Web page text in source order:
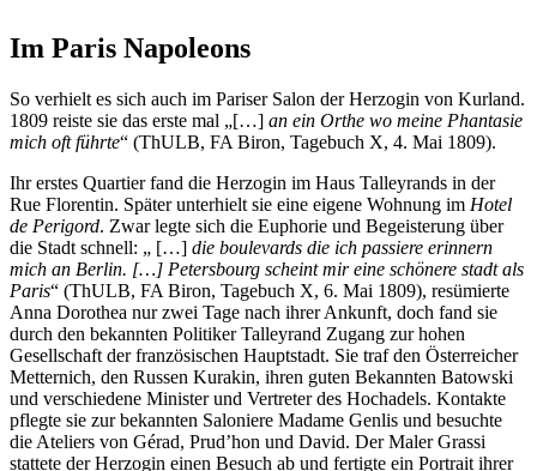
Im Paris Napoleons
So verhielt es sich auch im Pariser Salon der Herzogin von Kurland.
1809 reiste sie das erste mal „[…] an ein Orthe wo meine Phantasie
mich oft führte“ (ThULB, FA Biron, Tagebuch X, 4. Mai 1809).
Ihr erstes Quartier fand die Herzogin im Haus Talleyrands in der
Rue Florentin. Später unterhielt sie eine eigene Wohnung im Hotel
de Perigord. Zwar legte sich die Euphorie und Begeisterung über
die Stadt schnell: „ […] die boulevards die ich passiere erinnern
mich an Berlin. […] Petersbourg scheint mir eine schönere stadt als
Paris“ (ThULB, FA Biron, Tagebuch X, 6. Mai 1809), resümierte
Anna Dorothea nur zwei Tage nach ihrer Ankunft, doch fand sie
durch den bekannten Politiker Talleyrand Zugang zur hohen
Gesellschaft der französischen Hauptstadt. Sie traf den Österreicher
Metternich, den Russen Kurakin, ihren guten Bekannten Batowski
und verschiedene Minister und Vertreter des Hochadels. Kontakte
pflegte sie zur bekannten Saloniere Madame Genlis und besuchte
die Ateliers von Gérad, Prud’hon und David. Der Maler Grassi
stattete der Herzogin einen Besuch ab und fertigte ein Portrait ihrer